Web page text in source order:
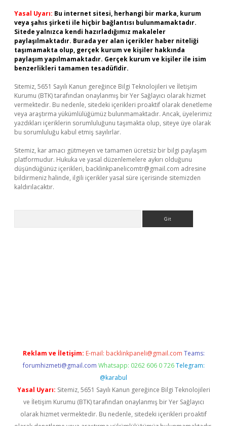
Yasal Uyarı: Bu internet sitesi, herhangi bir marka, kurum
veya şahıs şirketi ile hiçbir bağlantısı bulunmamaktadır.
Sitede yalnızca kendi hazırladığımız makaleler
paylaşılmaktadır. Burada yer alan içerikler haber niteliği
taşımamakta olup, gerçek kurum ve kişiler hakkında
paylaşım yapılmamaktadır. Gerçek kurum ve kişiler ile isim
benzerlikleri tamamen tesadüfidir.
Sitemiz, 5651 Sayılı Kanun gereğince Bilgi Teknolojileri ve İletişim
Kurumu (BTK) tarafından onaylanmış bir Yer Sağlayıcı olarak hizmet
vermektedir. Bu nedenle, sitedeki içerikleri proaktif olarak denetleme
veya araştırma yükümlülüğümüz bulunmamaktadır. Ancak, üyelerimiz
yazdıkları içeriklerin sorumluluğunu taşımakta olup, siteye üye olarak
bu sorumluluğu kabul etmiş sayılırlar.
Sitemiz, kar amacı gütmeyen ve tamamen ücretsiz bir bilgi paylaşım
platformudur. Hukuka ve yasal düzenlemelere aykırı olduğunu
düşündüğünüz içerikleri, backlinkpanelicomtr@gmail.com adresine
bildirmeniz halinde, ilgili içerikler yasal süre içerisinde sitemizden
kaldırılacaktır.
Reklam ve İletişim: E-mail: backlinkpaneli@gmail.com Teams:
forumhizmeti@gmail.com Whatsapp: 0262 606 0 726 Telegram:
@karabul
Yasal Uyarı: Sitemiz, 5651 Sayılı Kanun gereğince Bilgi Teknolojileri
ve İletişim Kurumu (BTK) tarafından onaylanmış bir Yer Sağlayıcı
olarak hizmet vermektedir. Bu nedenle, sitedeki içerikleri proaktif